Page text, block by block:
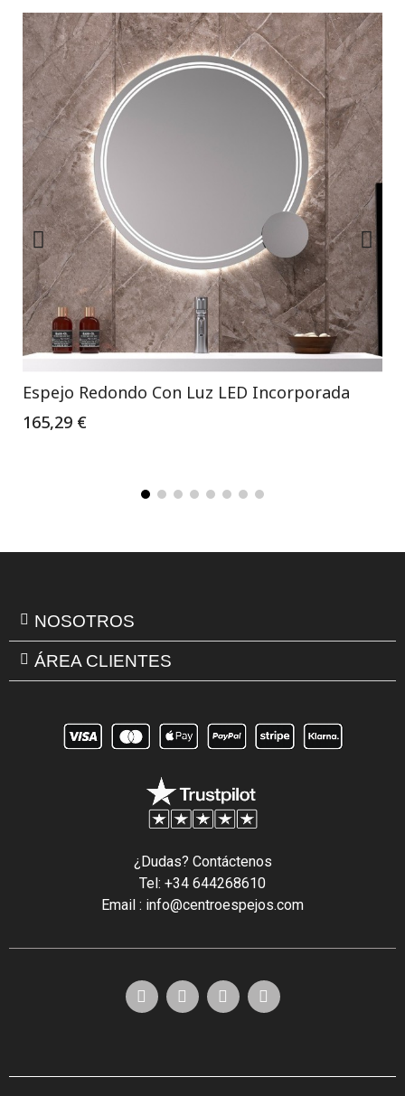
Espejo Redondo Con Luz LED Incorporada
165,29 €
NOSOTROS
ÁREA CLIENTES
¿Dudas? Contáctenos
Tel: +34 644268610
Email : info@centroespejos.com